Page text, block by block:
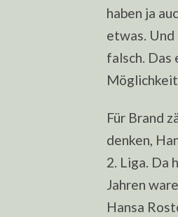
haben ja
etwas. Und
falsch. Das
Für Brand
denken,
2. Liga. Da
Jahren
Hansa